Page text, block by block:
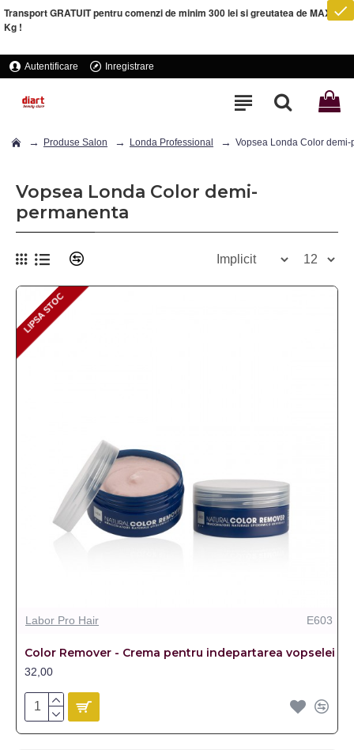
Transport GRATUIT pentru comenzi de minim 300 lei si greutatea de MAXIM 5
Kg !
Autentificare Inregistrare
Produse Salon Londa Professional Vopsea Londa Color demi-
Vopsea Londa Color demi-
permanenta
LIPSA STOC
LIPSA STOC
Labor Pro Hair E603
Color Remover - Crema pentru indepartarea vopselei
32,00